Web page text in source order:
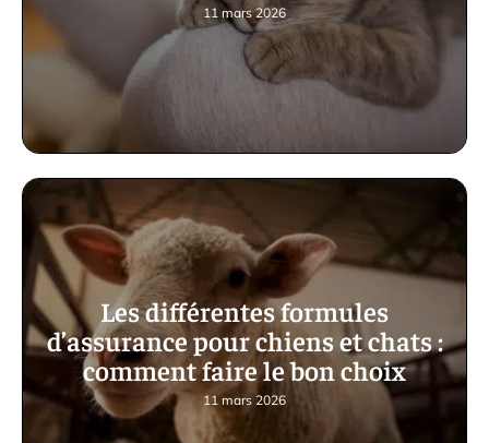
11 mars 2026
Les différentes formules
d’assurance pour chiens et chats :
comment faire le bon choix
11 mars 2026